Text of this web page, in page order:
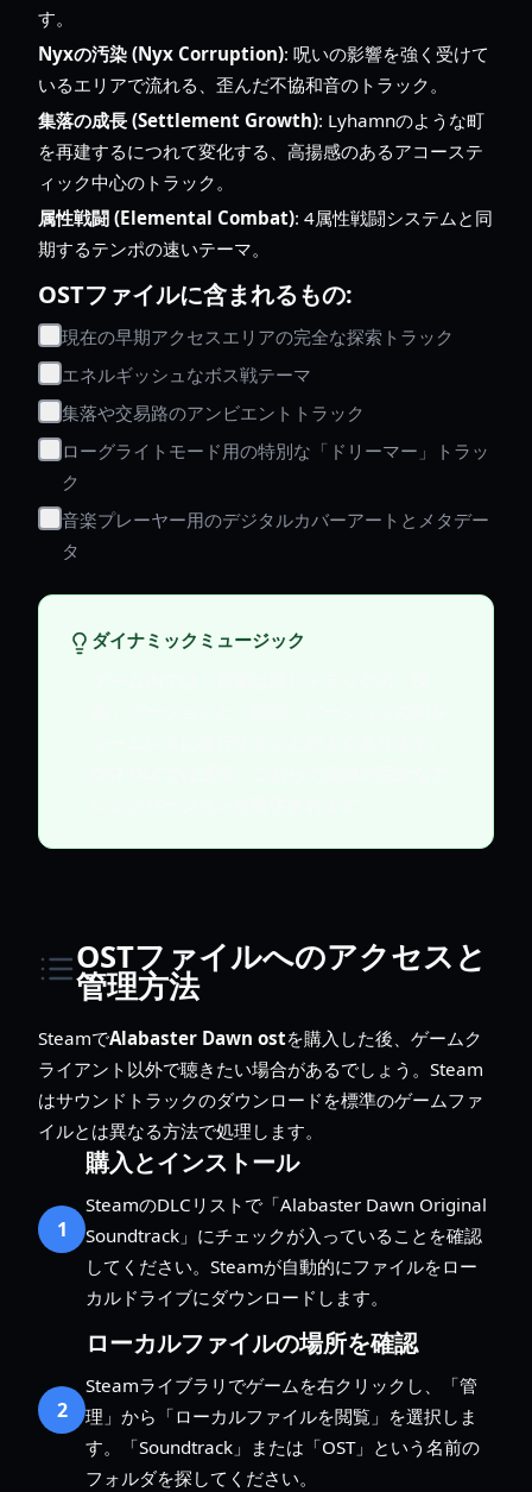
す。
Nyxの汚染 (Nyx Corruption): 呪いの影響を強く受けて
いるエリアで流れる、歪んだ不協和音のトラック。
集落の成長 (Settlement Growth): Lyhamnのような町
を再建するにつれて変化する、高揚感のあるアコーステ
ィック中心のトラック。
属性戦闘 (Elemental Combat): 4属性戦闘システムと同
期するテンポの速いテーマ。
OSTファイルに含まれるもの:
現在の早期アクセスエリアの完全な探索トラック
エネルギッシュなボス戦テーマ
集落や交易路のアンビエントトラック
ローグライトモード用の特別な「ドリーマー」トラッ
ク
音楽プレーヤー用のデジタルカバーアートとメタデー
タ
ダイナミックミュージック
OSTファイルへのアクセスと
管理方法
SteamでAlabaster Dawn ostを購入した後、ゲームク
ライアント以外で聴きたい場合があるでしょう。Steam
はサウンドトラックのダウンロードを標準のゲームファ
イルとは異なる方法で処理します。
1
購入とインストール
SteamのDLCリストで「Alabaster Dawn Original
Soundtrack」にチェックが入っていることを確認
してください。Steamが自動的にファイルをロー
カルドライブにダウンロードします。
2
ローカルファイルの場所を確認
Steamライブラリでゲームを右クリックし、「管
理」から「ローカルファイルを閲覧」を選択しま
す。「Soundtrack」または「OST」という名前の
フォルダを探してください。